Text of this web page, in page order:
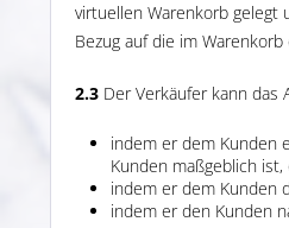
virtuellen Warenkorb gelegt
Bezug auf die im
2.3 Der Verkäufer kann das
indem er dem Kunden
Kunden maßgeblich ist,
indem er dem Kunden
indem er den Kunden